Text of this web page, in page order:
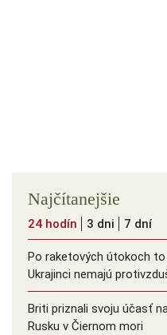
Najčítanejšie
24 hodín 3 dni 7 dní
Po raketových útokoch to
Ukrajinci nemajú
Briti priznali svoju účasť
Rusku v Čiernom mori